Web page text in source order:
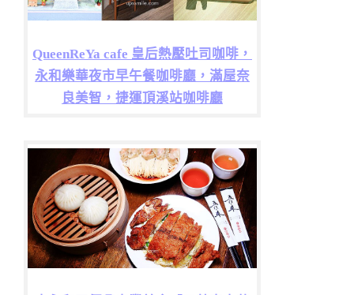
QueenReYa cafe 皇后熱壓吐司咖啡，
永和樂華夜市早午餐咖啡廳，滿屋奈
良美智，捷運頂溪站咖啡廳